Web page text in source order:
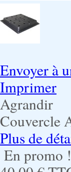
Envoyer à
Imprimer
Agrandir
Couvercle
Plus de
En promo !